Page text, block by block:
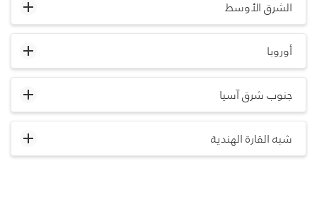
الشرق الأوسط
أوروبا
جنوب شرق آسيا
شبه القارة الهندية